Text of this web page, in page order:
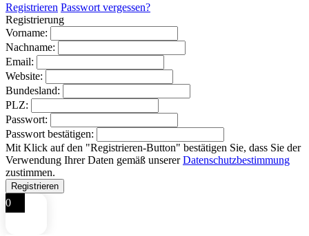
Registrieren Passwort vergessen?
Registrierung
Vorname:
Nachname:
Email:
Website:
Bundesland:
PLZ:
Passwort:
Passwort bestätigen:
Mit Klick auf den "Registrieren-Button" bestätigen Sie, dass Sie der
Verwendung Ihrer Daten gemäß unsererDatenschutzbestimmung
zustimmen.
0